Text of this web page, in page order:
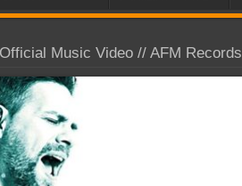
Music Video // AFM Records